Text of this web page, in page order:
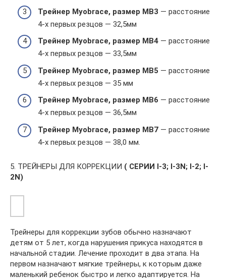
Трейнер Myobrace, размер MB3 — расстояние
4-х первых резцов — 32,5мм
Трейнер Myobrace, размер MB4 — расстояние
4-х первых резцов — 33,5мм
Трейнер Myobrace, размер MB5 — расстояние
4-х первых резцов — 35 мм
Трейнер Myobrace, размер MB6 — расстояние
4-х первых резцов — 36,5мм
Трейнер Myobrace, размер MB7 — расстояние
4-х первых резцов — 38,0 мм.
5. ТРЕЙНЕРЫ ДЛЯ КОРРЕКЦИИ ( СЕРИИ I-3; I-3N; I-2; I-
2N)
Трейнеры для коррекции зубов обычно назначают
детям от 5 лет, когда нарушения прикуса находятся в
начальной стадии. Лечение проходит в два этапа. На
первом назначают мягкие трейнеры, к которым даже
маленький ребенок быстро и легко адаптируется. На